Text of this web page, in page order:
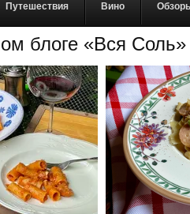
Путешествия Вино
блоге «Вся Соль»